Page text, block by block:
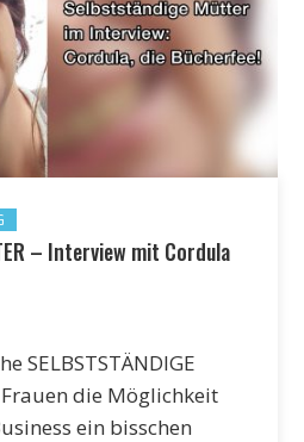
– Interview mit Cordula
SELBSTSTÄNDIGE
die Möglichkeit
ein bisschen